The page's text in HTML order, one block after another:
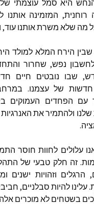
היא סמל עוצמתי של
רוחנית, המזמינה אותנו
מה שלא משרת אותנו עוד,
שבין הירח המלא למולד
נפש, שחרור
, שבו נובטים חיים
של עצמנו.
עם הפחדים העמוקים
שלנו ולהתמיר את
.
עלולים לחוות חוסר
.זה חלק טבעי של
, הרגלים וזהויות ישנים
.עלינו להיות סבלניים,
בשטחים לא מוכרים אלה